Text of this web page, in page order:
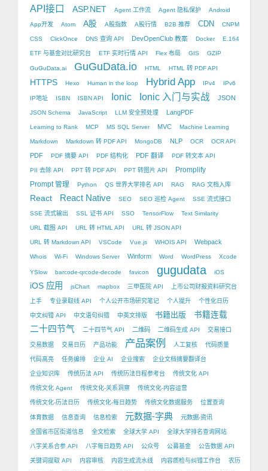
API接口 ASP.NET Agent 工作流 Agent 隐私保护 Android
App开发 Atom A股 A股指数 A股行情 B2B 推荐 CDN CNPM
CSS ClickOnce DNS 查询 API DevOpenClub 教案 Docker E.164
ETF 与基金对比研究台 ETF 实时行情 API Flex 布局 GIS GZIP
GuGuData.ai GuGuData.io HTML HTML 转 PDF API
HTTPS Hexo Human in the loop Hybrid App IPv4 IPv6
IP地址 ISBN ISBN API Ionic Ionic 入门与实战 JSON
JSON Schema JavaScript LLM 安全预处理 LangPDF
Learning to Rank MCP MS SQL Server MVC Machine Learning
Markdown Markdown 转 PDF API MongoDB NLP OCR OCR API
PDF PDF 摘要 API PDF 结构化 PDF 翻译 PDF 转文本 API
PII 去除 API PPT 转 PDF API PPT 转图片 API
Promplify
Prompt 管理
Python QS 世界大学排名 API RAG RAG 文档入库
React React Native SEO SEO 巡检 Agent SSE 流式接口
SSE 流式输出 SSL 证书 API SSO TensorFlow Text Similarity
URL 截图 API URL 转 HTML API URL 转 JSON API
URL 转 Markdown API VSCode Vue.js WHOIS API Webpack
Whois Wi-Fi Windows Server Winform Word WordPress Xcode
YSlow barcode-qrcode-decode favicon gugudata iOS
iOS 应用 jsChart mapbox 三甲医院 API 上市公司财报资料研究台
上手 专业录取线 API 个人公开市场研究笔记 个人提升 个性化日历
中文纠错 API 中文语句纠错 中英文排版 书籍出版 书籍连载
二十四节气 二十四节气 API 二维码 二维码生成 API 交易接口
交易数据 交易日历 产品功能 产品案例 人工复核 代码质量
代码高亮 任务编排 企业 AI 企业搜索 企业文档摘要翻译台
企业知识库 传统历法 API 传统历法日程参考台 传统文化 API
传统文化 Agent 传统文化-关系洞察 传统文化-内容运营
传统文化-历法日历 传统文化-每日趋势 传统文化数据服务 位置查询
体育数据 信息查询 信息检索 元数据-字典 元数据-资讯
全国省市区街道信息 全文检索 全球大学 API 全球大学排名查询网站
八字关系合参 API 八字每日趋势 API 公众号 公募基金 公告数据 API
关键词提取 API 内容审核 内容生成流水线 内容质检与纠错工作台 农历